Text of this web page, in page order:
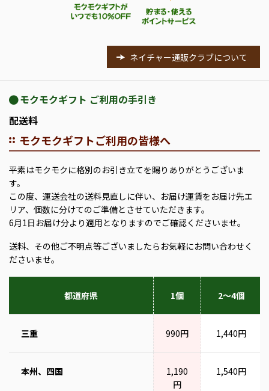
ネイチャー通販クラブについて
モクモクギフト ご利用の手引き
配送料
モクモクギフトご利用の皆様へ
平素はモクモクに格別のお引き立てを賜りありがとうございま
す。
この度、運送会社の送料見直しに伴い、お届け運賃をお届け先エ
リア、個数に分けてのご準備とさせていただきます。
6月1日お届け分より適用となりますのでご確認くださいませ。
送料、その他ご不明点等ございましたらお気軽にお問い合わせく
ださいませ。
都道府県 1個 2～4個
三重 990円 1,440円
本州、四国
1,190
円
1,540円